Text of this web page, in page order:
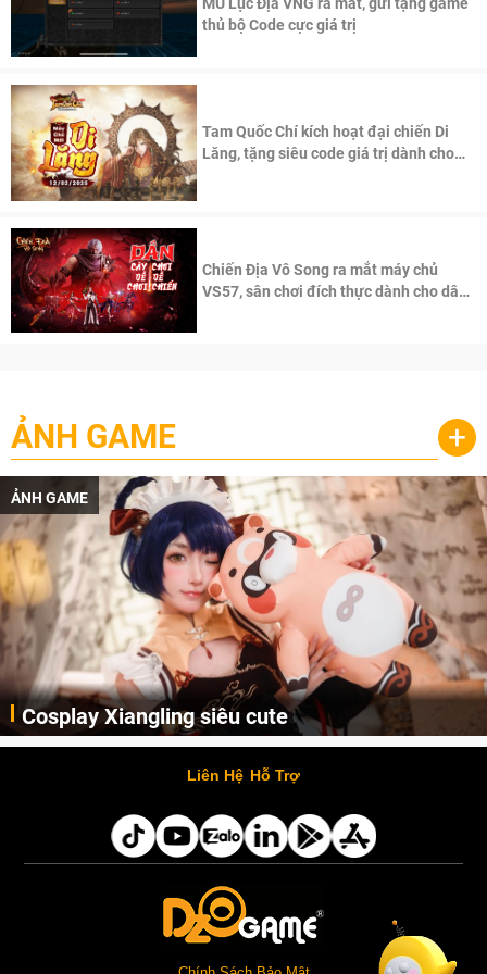
thủ bộ Code cực giá trị
Tam Quốc Chí kích hoạt đại chiến Di
Lăng, tặng siêu code giá trị dành cho
Chiến Địa Vô Song ra mắt máy chủ
VS57, sân chơi đích thực dành cho dân
ẢNH GAME +
ẢNH GAME
Cosplay Xiangling siêu cute
Cùng thưởng thức những hình ảnh cosplay Xiangling trong Genshin Impact siêu dễ thương của người dùng Weibo "阿包也是兔娘"
Liên Hệ Hỗ Trợ